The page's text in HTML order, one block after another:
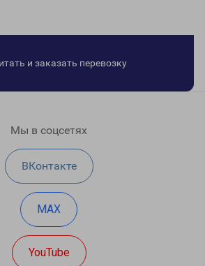
и заказать перевозку
Мы в соцсетях
ВКонтакте
MAX
YouTube